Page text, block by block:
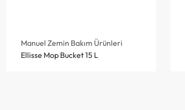
Manuel Zemin Bakım Ürünleri
Ellisse Mop Bucket 15 L